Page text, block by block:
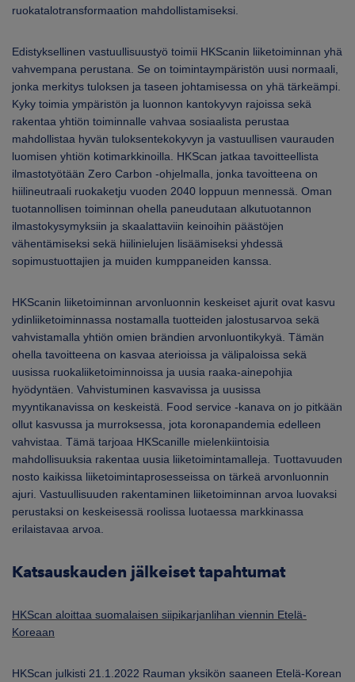
ruokatalotransformaation mahdollistamiseksi.
Edistyksellinen vastuullisuustyö toimii HKScanin liiketoiminnan yhä
vahvempana perustana. Se on toimintaympäristön uusi normaali,
jonka merkitys tuloksen ja taseen johtamisessa on yhä tärkeämpi.
Kyky toimia ympäristön ja luonnon kantokyvyn rajoissa sekä
rakentaa yhtiön toiminnalle vahvaa sosiaalista perustaa
mahdollistaa hyvän tuloksentekokyvyn ja vastuullisen vaurauden
luomisen yhtiön kotimarkkinoilla. HKScan jatkaa tavoitteellista
ilmastotyötään Zero Carbon -ohjelmalla, jonka tavoitteena on
hiilineutraali ruokaketju vuoden 2040 loppuun mennessä. Oman
tuotannollisen toiminnan ohella paneudutaan alkutuotannon
ilmastokysymyksiin ja skaalattaviin keinoihin päästöjen
vähentämiseksi sekä hiilinielujen lisäämiseksi yhdessä
sopimustuottajien ja muiden kumppaneiden kanssa.
HKScanin liiketoiminnan arvonluonnin keskeiset ajurit ovat kasvu
ydinliiketoiminnassa nostamalla tuotteiden jalostusarvoa sekä
vahvistamalla yhtiön omien brändien arvonluontikykyä. Tämän
ohella tavoitteena on kasvaa aterioissa ja välipaloissa sekä
uusissa ruokaliiketoiminnoissa ja uusia raaka-ainepohjia
hyödyntäen. Vahvistuminen kasvavissa ja uusissa
myyntikanavissa on keskeistä. Food service -kanava on jo pitkään
ollut kasvussa ja murroksessa, jota koronapandemia edelleen
vahvistaa. Tämä tarjoaa HKScanille mielenkiintoisia
mahdollisuuksia rakentaa uusia liiketoimintamalleja. Tuottavuuden
nosto kaikissa liiketoimintaprosesseissa on tärkeä arvonluonnin
ajuri. Vastuullisuuden rakentaminen liiketoiminnan arvoa luovaksi
perustaksi on keskeisessä roolissa luotaessa markkinassa
erilaistavaa arvoa.
Katsauskauden jälkeiset tapahtumat
HKScan aloittaa suomalaisen siipikarjanlihan viennin Etelä-
Koreaan
HKScan julkisti 21.1.2022 Rauman yksikön saaneen Etelä-Korean